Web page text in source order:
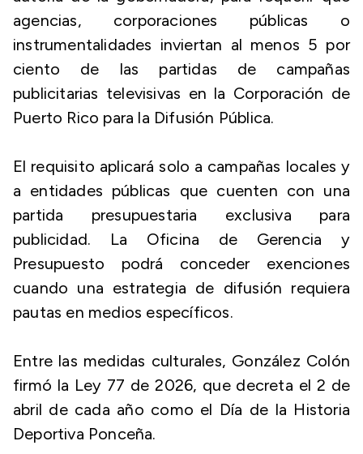
agencias, corporaciones públicas o
instrumentalidades inviertan al menos 5 por
ciento de las partidas de campañas
publicitarias televisivas en la Corporación de
Puerto Rico para la Difusión Pública.
El requisito aplicará solo a campañas locales y
a entidades públicas que cuenten con una
partida presupuestaria exclusiva para
publicidad. La Oficina de Gerencia y
Presupuesto podrá conceder exenciones
cuando una estrategia de difusión requiera
pautas en medios específicos.
Entre las medidas culturales, González Colón
firmó la Ley 77 de 2026, que decreta el 2 de
abril de cada año como el Día de la Historia
Deportiva Ponceña.